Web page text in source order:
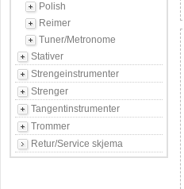
Polish
Reimer
Tuner/Metronome
Stativer
Strengeinstrumenter
Strenger
Tangentinstrumenter
Trommer
Retur/Service skjema